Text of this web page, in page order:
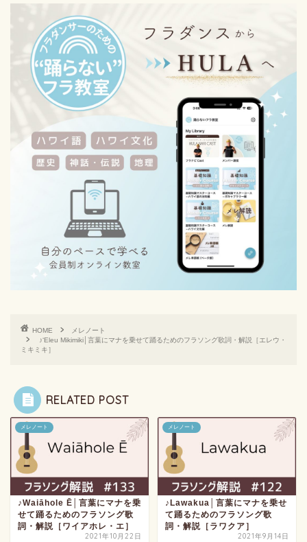
HOME
メレノート
♪ʻEleu Mikimiki│言葉にマナを乗せて踊るためのフラソング歌詞・解説［エレウ・
ミキミキ］
RELATED POST
メレノート
♪Waiāhole Ē│言葉にマナを乗
せて踊るためのフラソング歌
詞・解説［ワイアホレ・エ］
2021年10月22日
メレノート
♪Lawakua│言葉にマナを乗せ
て踊るためのフラソング歌
詞・解説［ラワクア］
2021年9月14日